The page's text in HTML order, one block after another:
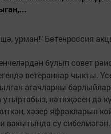
урман!" Бөтенроссия
булып совет
ветераннар чыкты.
агачларны
нәтиҗәсен дә
хәзер яфракларын
су сибелмәгән.